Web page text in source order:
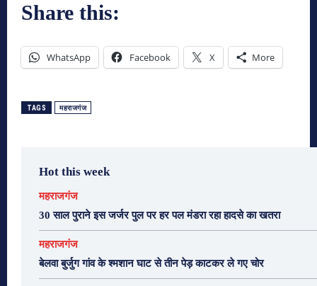
Share this:
WhatsApp Facebook X More
TAGS महराजगंज
Hot this week
महराजगंज
30 साल पुराने इस जर्जर पुल पर हर पल मंडरा रहा हादसे का खतरा
महराजगंज
बेलवा बुर्जुग गांव के श्मशान घाट से तीन पेड़ काटकर ले गए चोर